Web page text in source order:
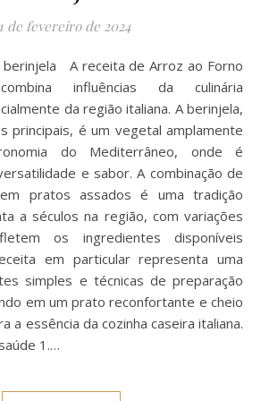
de fevereiro de 2024
influências da culinária
da região italiana. A berinjela,
principais, é um vegetal amplamente
do Mediterrâneo, onde é
e sabor. A combinação de
pratos assados é uma tradição
a séculos na região, com variações
os ingredientes disponíveis
em particular representa uma
simples e técnicas de preparação
em um prato reconfortante e cheio
a essência da cozinha caseira italiana.
1.…